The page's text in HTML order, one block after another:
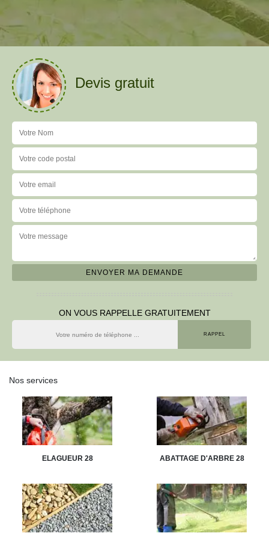
Devis gratuit
ON VOUS RAPPELLE GRATUITEMENT
Nos services
ELAGUEUR 28 ABATTAGE D'ARBRE 28